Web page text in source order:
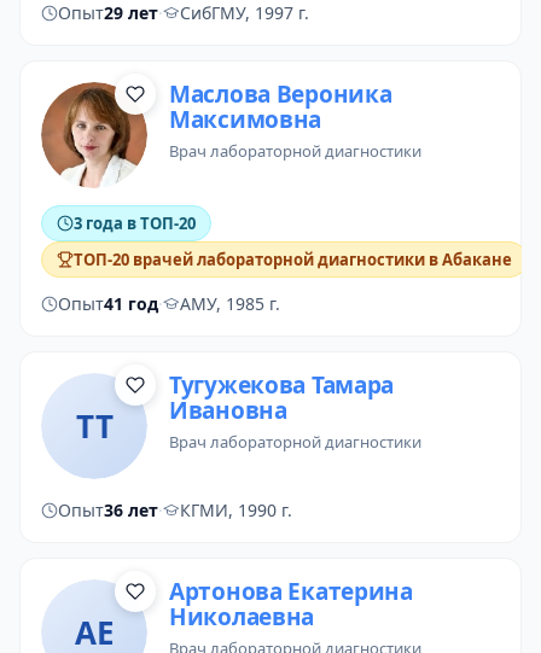
Опыт29 лет· СибГМУ, 1997 г.
Маслова Вероника
Максимовна
врач лабораторной диагностики
3 года в ТОП-20
ТОП-20 врачей лабораторной диагностики в Абакане
Опыт41 год· АМУ, 1985 г.
ТТ
Тугужекова Тамара
Ивановна
врач лабораторной диагностики
Опыт36 лет· КГМИ, 1990 г.
АЕ
Артонова Екатерина
Николаевна
врач лабораторной диагностики